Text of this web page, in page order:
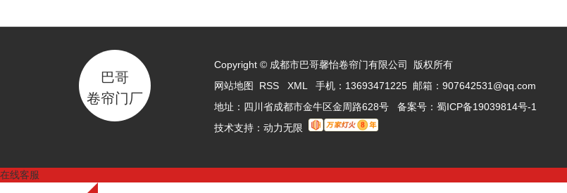
巴哥
卷帘门厂
Copyright © 成都市巴哥馨怡卷帘门有限公司 版权所有
网站地图
RSS XML
手机：13693471225 邮箱：907642531@qq.com
地址：四川省成都市金牛区金周路628号 备案号： 蜀ICP备19039814号-1
技术支持： 动力无限
在线客服